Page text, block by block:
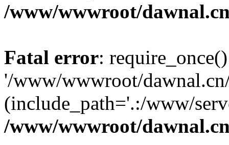
/www/wwwroot/
Fatal error:
'/www/wwwroot/
(include_path='.:/www/
/www/wwwroot/